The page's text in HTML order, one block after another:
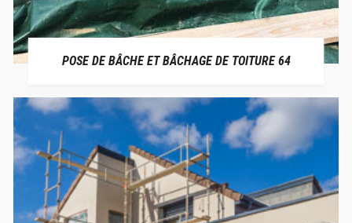
POSE DE BÂCHE ET BÂCHAGE DE TOITURE 64